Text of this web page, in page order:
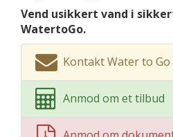
Vend usikkert vand i
WatertoGo.
Kontakt Water to Go
Anmod om et tilbud